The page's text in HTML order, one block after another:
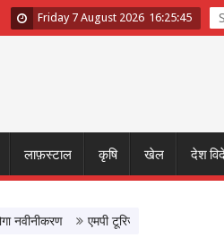
Friday 7 August 2026 16:25:45
लाफ़स्टाल कृषि खेल देश
एमपी टूरिज्म बोर्ड और टाटा स्ट्राइव